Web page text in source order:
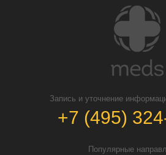
Запись и уточнение
+7 (495)
Популярные